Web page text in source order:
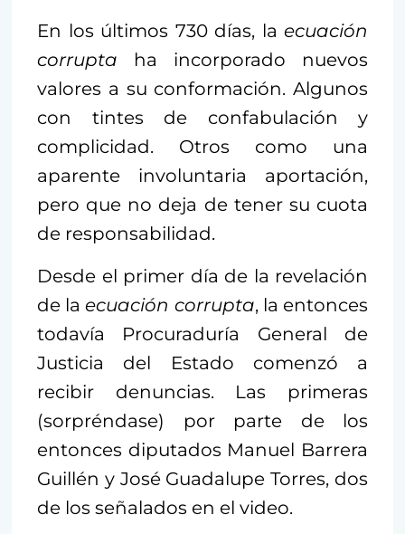
En los últimos 730 días, la ecuación
corrupta ha incorporado nuevos
valores a su conformación. Algunos
con tintes de confabulación y
complicidad. Otros como una
aparente involuntaria aportación,
pero que no deja de tener su cuota
de responsabilidad.
Desde el primer día de la revelación
de laecuación corrupta, la entonces
todavía Procuraduría General de
Justicia del Estado comenzó a
recibir denuncias. Las primeras
(sorpréndase) por parte de los
entonces diputados Manuel Barrera
Guillén y José Guadalupe Torres, dos
de los señalados en el video.